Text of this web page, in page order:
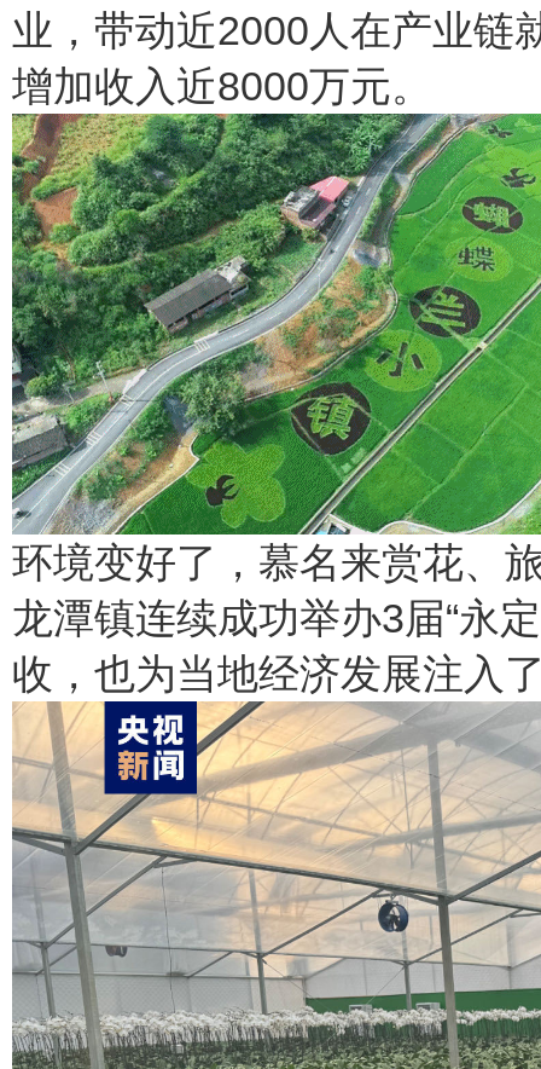
业，带动近2000人在产业链
增加收入近8000万元。
环境变好了，慕名来赏花、
龙潭镇连续成功举办3届“永
收，也为当地经济发展注入